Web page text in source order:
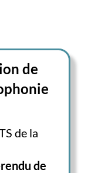
de
de la
de